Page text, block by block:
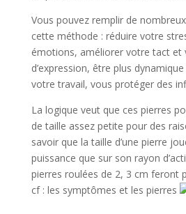
Vous pouvez remplir de
cette méthode : réduire votre
émotions, améliorer votre tact et
d’expression, être plus
votre travail, vous protéger des
La logique veut que ces pierres
de taille assez petite pour des
savoir que la taille d’une pierre
puissance que sur son rayon
pierres roulées de 2, 3 cm feront
cf : les symptômes et les pierres